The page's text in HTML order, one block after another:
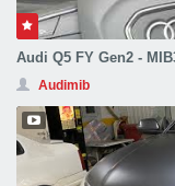
Audi Q5 FY Gen2 -
Audimib